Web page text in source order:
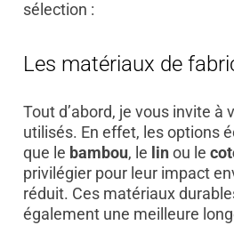
sélection :
Les matériaux de
Tout d’abord, je vous invite à
utilisés. En effet, les options
que le bambou, le linou le
privilégier pour leur impact
réduit. Ces matériaux
également une meilleure